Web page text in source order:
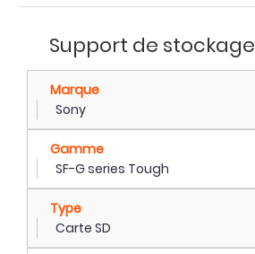
Support de stockage
Marque
Sony
Gamme
SF-G series Tough
Type
Carte SD